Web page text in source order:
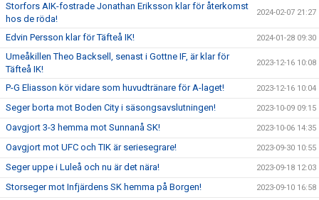
Storfors AIK-fostrade Jonathan Eriksson klar för återkomst
hos de röda!
2024-02-07 21:27
Edvin Persson klar för Täfteå IK! 2024-01-28 09:30
Umeåkillen Theo Backsell, senast i Gottne IF, är klar för
Täfteå IK!
2023-12-16 10:08
P-G Eliasson kör vidare som huvudtränare för A-laget! 2023-12-16 10:04
Seger borta mot Boden City i säsongsavslutningen! 2023-10-09 09:15
Oavgjort 3-3 hemma mot Sunnanå SK! 2023-10-06 14:35
Oavgjort mot UFC och TIK är seriesegrare! 2023-09-30 10:55
Seger uppe i Luleå och nu är det nära! 2023-09-18 12:03
Storseger mot Infjärdens SK hemma på Borgen! 2023-09-10 16:58